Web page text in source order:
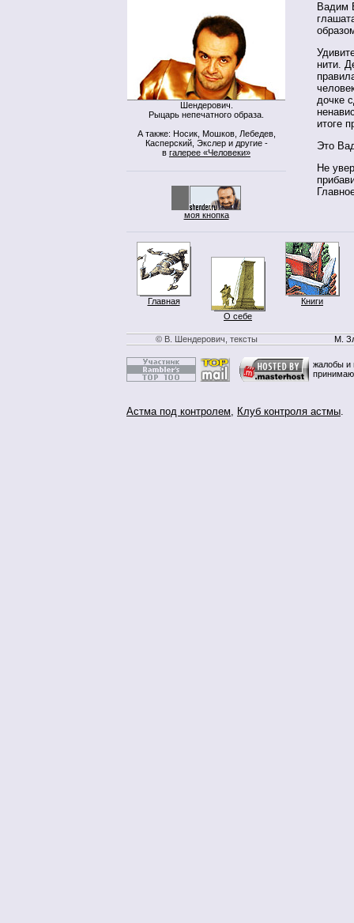
Шендерович.
Рыцарь непечатного образа.
А также: Носик, Мошков, Лебедев,
Касперский, Экслер и другие -
в галерее «Человеки»
моя кнопка
Вадим
нити.
дочке
итоге
Это
Не
Главная
О себе
Книги
© В. Шендерович, тексты М.
жалобы и
Астма под контролем, Клуб контроля астмы.